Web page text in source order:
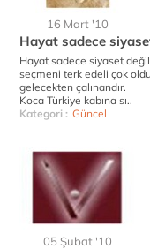
16 Mart '10
Hayat sadece
Hayat sadece siyaset
seçmeni terk edeli çok
gelecekten çalınandır.
Koca Türkiye kabına sı..
Kategori : Güncel
05 Şubat '10